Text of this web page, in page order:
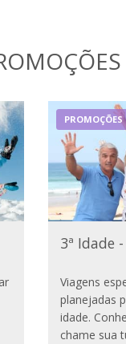
PROMOÇÕES
3ª Idade
Viagens
planejadas
idade.
chame sua